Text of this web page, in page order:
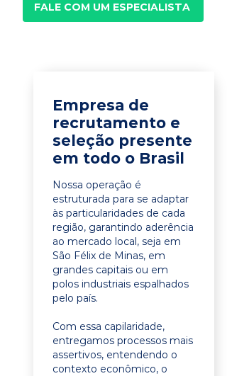
FALE COM UM ESPECIALISTA
Empresa de
recrutamento e
seleção presente
em todo o Brasil
Nossa operação é
estruturada para se adaptar
às particularidades de cada
região, garantindo aderência
ao mercado local, seja em
São Félix de Minas, em
grandes capitais ou em
polos industriais espalhados
pelo país.
Com essa capilaridade,
entregamos processos mais
assertivos, entendendo o
contexto econômico, o